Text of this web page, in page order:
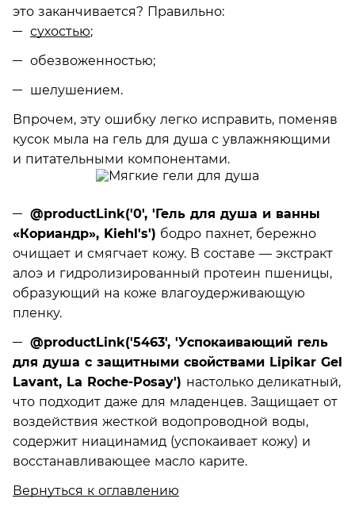
это заканчивается? Правильно:
сухостью;
обезвоженностью;
шелушением.
Впрочем, эту ошибку легко исправить, поменяв
кусок мыла на гель для душа с увлажняющими
и питательными компонентами.
@productLink('0', 'Гель для душа и ванны
«Кориандр», Kiehl's') бодро пахнет, бережно
очищает и смягчает кожу. В составе — экстракт
алоэ и гидролизированный протеин пшеницы,
образующий на коже влагоудерживающую
пленку.
@productLink('5463', 'Успокаивающий гель
для душа с защитными свойствами Lipikar Gel
Lavant, La Roche-Posay') настолько деликатный,
что подходит даже для младенцев. Защищает от
воздействия жесткой водопроводной воды,
содержит ниацинамид (успокаивает кожу) и
восстанавливающее масло карите.
Вернуться к оглавлению